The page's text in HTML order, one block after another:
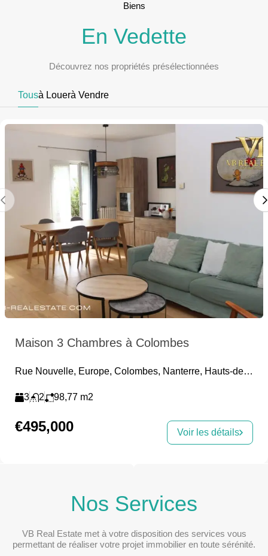
Biens
En Vedette
Découvrez nos propriétés présélectionnées
Tousà Louerà Vendre
Maison 3 Chambres à Colombes
Rue Nouvelle, Europe, Colombes, Nanterre, Hauts-de-Seine, Île-de-France, France métropolitaine, 92700, France
3 2 98,77 m2
€495,000 Voir les détails
Nos Services
VB Real Estate met à votre disposition des services vous
permettant de réaliser votre projet immobilier en toute sérénité.